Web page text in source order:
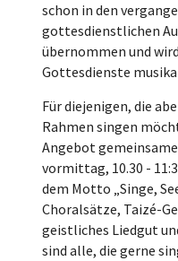
schon in den
gottesdienstlichen
übernommen und
Gottesdienste
Für diejenigen, die
Rahmen singen
Angebot
vormittag, 10.30 -
dem Motto „Singe,
Choralsätze, Taizé-
geistliches Liedgut
sind alle, die gerne